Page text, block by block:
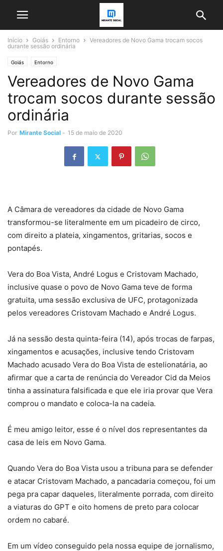
Início Goiás Entorno
Vereadores de Novo Gama trocam socos
durante sessão ordinária
Goiás Entorno
Vereadores de Novo Gama
trocam socos durante sessão
ordinária
Por Mirante Social - 15 de maio de 2020
A Câmara de vereadores da cidade de Novo Gama
transformou-se literalmente em um picadeiro de circo,
com direito a plateia, xingamentos, gritarias, socos e
pontapés.
Vera do Boa Vista, André Logus e Cristovam Machado,
inclusive quase o povo de Novo Gama teve de forma
gratuita, uma sessão exclusiva de UFC, protagonizada
pelos vereadores Cristovam Machado e André Logus.
Já na sessão desta quinta-feira (14), após trocas de farpas,
xingamentos e acusações, inclusive tendo Cristovam
Machado acusado Vera do Boa Vista de estelionatária, ao
afirmar que a carta de renúncia do Vereador Cid da Meios
tinha a assinatura falsificada e que ele iria provar que Vera
comprou o mandato e coloca-la na cadeia.
É meu amigo leitor, esse é o nível dos representantes da
casa de leis em Novo Gama.
Quando Vera do Boa Vista usou a tribuna para se defender
e atacar Cristovam Machado, a pancadaria começou, foi um
pega pra capar daqueles, literalmente porrada, com direito
a viaturas do GPT e oito homens de preto para colocar
ordem no cabaré.
Em um vídeo conseguido pela nossa equipe de jornalismo,